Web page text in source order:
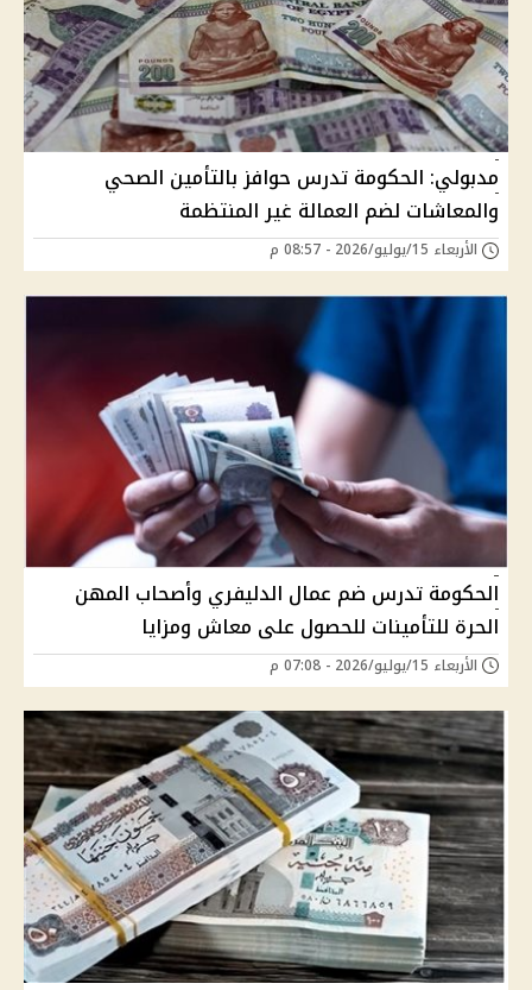
مدبولي: الحكومة تدرس حوافز بالتأمين الصحي
والمعاشات لضم العمالة غير المنتظمة
الأربعاء 15/يوليو/2026 - 08:57 م
الحكومة تدرس ضم عمال الدليفري وأصحاب المهن
الحرة للتأمينات للحصول على معاش ومزايا
الأربعاء 15/يوليو/2026 - 07:08 م